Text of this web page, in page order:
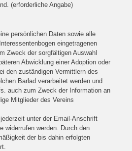
(erforderliche Angabe)
persönlichen Daten sowie alle
eingetragenen
Zweck der sorgfältigen Auswahl
Abwicklung einer Adoption oder
den zuständigen Vermittlern des
Barlad verarbeitet werden und
auch zum Zweck der Information an
Mitglieder des Vereins
unter der Email-Anschrift
widerrufen werden. Durch den
der bis dahin erfolgten